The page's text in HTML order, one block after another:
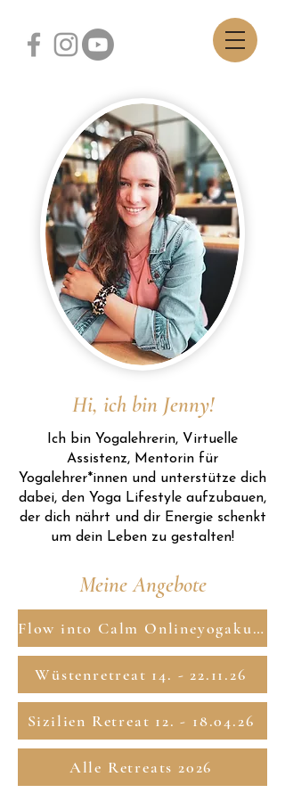
Hi, ich bin Jenny!
Ich bin Yogalehrerin, Virtuelle
Assistenz, Mentorin für
Yogalehrer*innen und unterstütze dich
dabei, den Yoga Lifestyle aufzubauen,
der dich nährt und dir Energie schenkt
um dein Leben zu gestalten!
Meine Angebote
Flow into Calm Onlineyogakurs
Wüstenretreat 14. - 22.11.26
Sizilien Retreat 12. - 18.04.26
Alle Retreats 2026